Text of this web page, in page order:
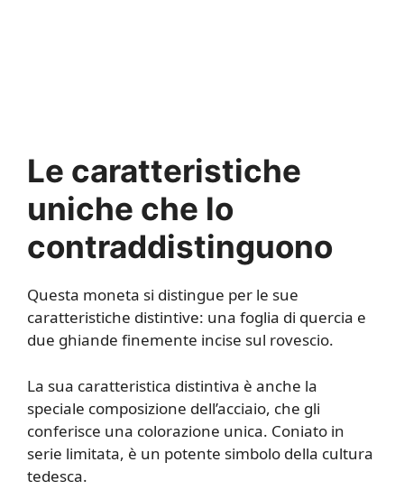
Le caratteristiche
uniche che lo
contraddistinguono
Questa moneta si distingue per le sue
caratteristiche distintive: una foglia di quercia e
due ghiande finemente incise sul rovescio.
La sua caratteristica distintiva è anche la
speciale composizione dell’acciaio, che gli
conferisce una colorazione unica. Coniato in
serie limitata, è un potente simbolo della cultura
tedesca.